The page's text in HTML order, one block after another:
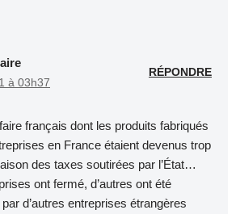
à 03h37
RÉPONDRE
français dont les produits fabriqués
en France étaient devenus trop
des taxes soutirées par l’État…
ont fermé, d’autres ont été
d’autres entreprises étrangères